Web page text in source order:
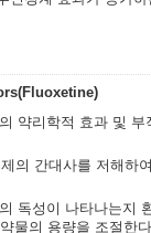
약리학적 효과 및 부
의 간대사를 저해하
독성이 나타나는지
물의 용량을 조절한